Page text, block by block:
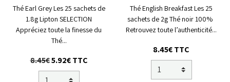
Thé Earl Grey Les 25 sachets de
1.8g Lipton SELECTION
Appréciez toute la finesse du
Thé...
8.45€5.92€TTC
Thé English Breakfast Les 25
sachets de 2g Thé noir 100%
Retrouvez toute l’authenticité...
8.45€TTC